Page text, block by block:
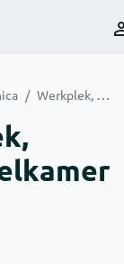
Werkplek, prutshoek, soldeertafel, knutselkamer Deel 2